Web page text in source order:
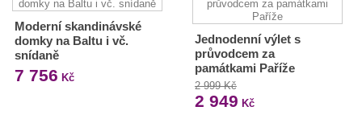
Moderní skandinávské
domky na Baltu i vč.
snídaně
7 756 Kč
Jednodenní výlet s
průvodcem za
památkami Paříže
2 999 Kč
2 949 Kč